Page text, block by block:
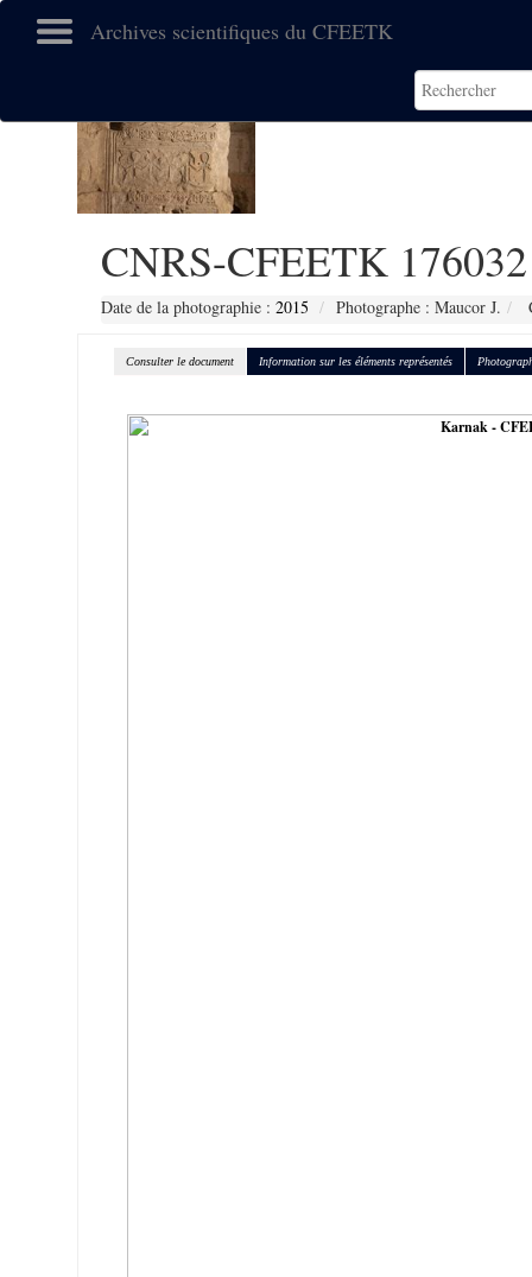
Archives scientifiques du CFEETK
CNRS-CFEETK 176032
Date de la photographie : 2015 Photographe : Maucor J.
Consulter le document Information sur les éléments représentés